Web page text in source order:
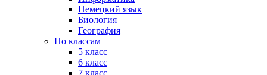
Немецкий язык
Биология
География
По классам
5 класс
6 класс
7 класс